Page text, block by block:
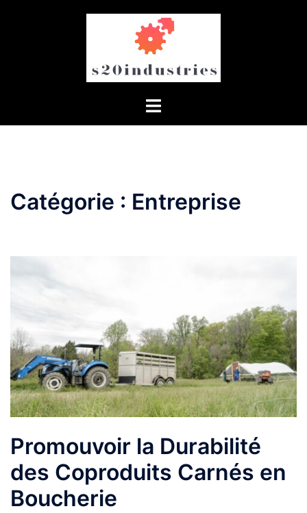
Catégorie : Entreprise
Promouvoir la Durabilité
des Coproduits Carnés en
Boucherie